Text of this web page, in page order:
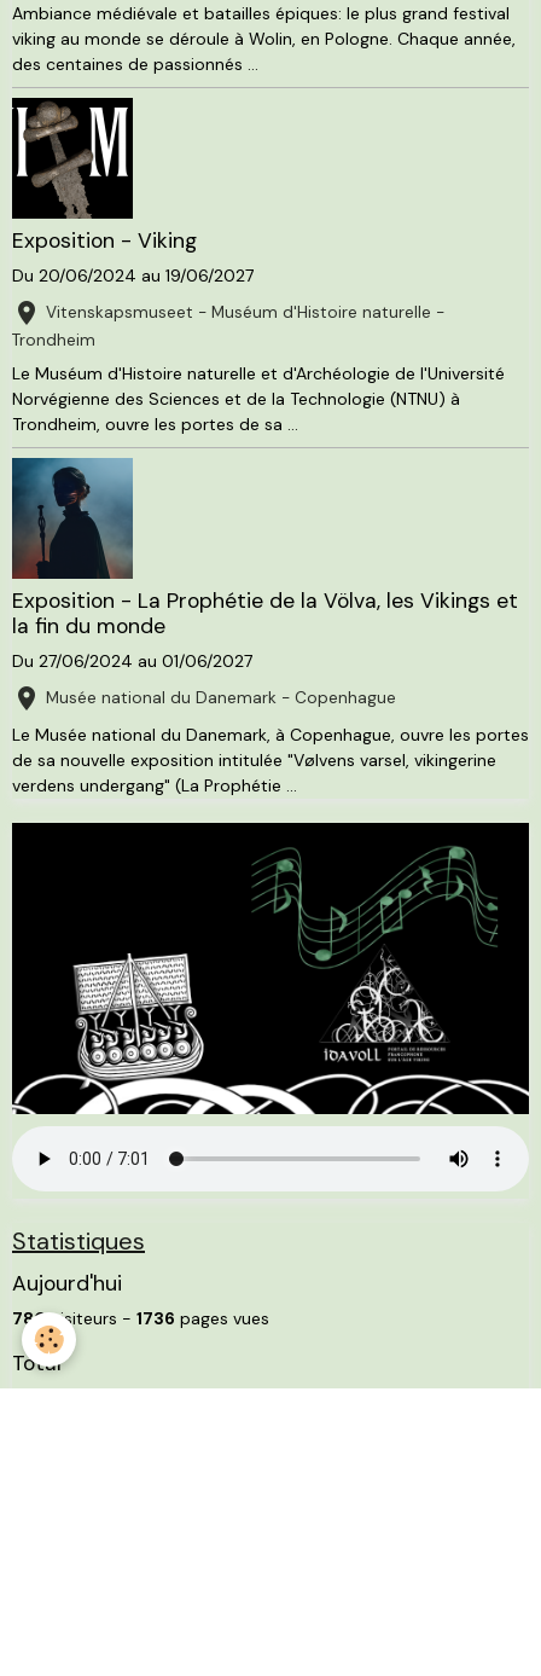
Ambiance médiévale et batailles épiques: le plus grand festival
viking au monde se déroule à Wolin, en Pologne. Chaque année,
des centaines de passionnés ...
Exposition - Viking
Du 20/06/2024 au 19/06/2027
Vitenskapsmuseet - Muséum d'Histoire naturelle -
Trondheim
Le Muséum d'Histoire naturelle et d'Archéologie de l'Université
Norvégienne des Sciences et de la Technologie (NTNU) à
Trondheim, ouvre les portes de sa ...
Exposition - La Prophétie de la Völva, les Vikings et
la fin du monde
Du 27/06/2024 au 01/06/2027
Musée national du Danemark - Copenhague
Le Musée national du Danemark, à Copenhague, ouvre les portes
de sa nouvelle exposition intitulée "Vølvens varsel, vikingerine
verdens undergang" (La Prophétie ...
Statistiques
Aujourd'hui
780visiteurs - 1736 pages vues
Total